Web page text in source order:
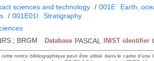
sciences and technology / 001E Earth,
/ 001E01I Stratigraphy
; BRGM Database PASCAL INIST identifier
notice bibliographique peut être utilisé dans le cadre d’une